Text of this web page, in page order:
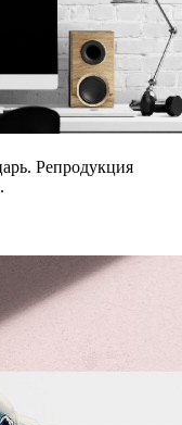
Репродукция